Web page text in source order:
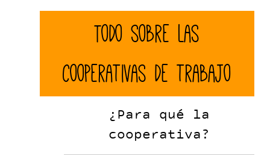
Todo sobre las
cooperativas de trabajo
¿Para qué la
cooperativa?